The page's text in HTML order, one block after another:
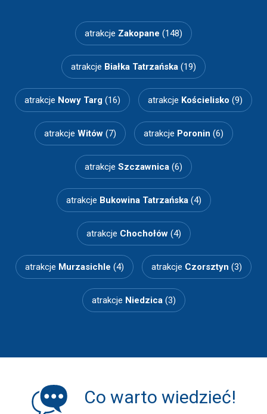
atrakcje Zakopane (148)
atrakcje Białka Tatrzańska (19)
atrakcje Nowy Targ (16) atrakcje Kościelisko (9)
atrakcje Witów(7) atrakcje Poronin (6)
atrakcje Szczawnica (6)
atrakcje Bukowina Tatrzańska(4)
atrakcje Chochołów(4)
atrakcje Murzasichle (4) atrakcje Czorsztyn (3)
atrakcje Niedzica(3)
Co warto wiedzieć!